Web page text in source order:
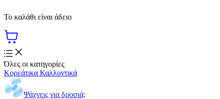
Το καλάθι είναι άδειο
Όλες οι κατηγορίες
Κορεάτικα Καλλυντικά
Ψάχνεις για δροσιά;